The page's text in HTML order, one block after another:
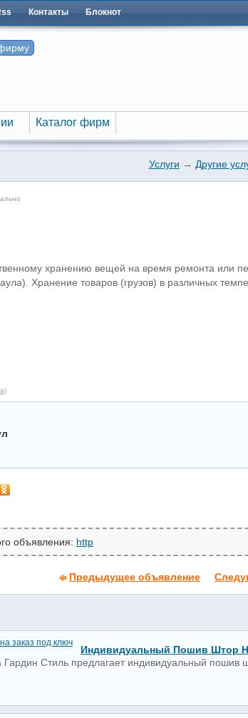
Контакты Блокнот
Каталог фирм
Услуги → Другие
хранению вещей на время ремонта или
Хранение товаров (грузов) в различных
объявления: http
Предыдущее объявление
Индивидуальный Пошив Штор
Гардин Стиль предлагает индивидуальный